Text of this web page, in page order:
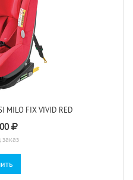
MILO FIX VIVID RED
заказ